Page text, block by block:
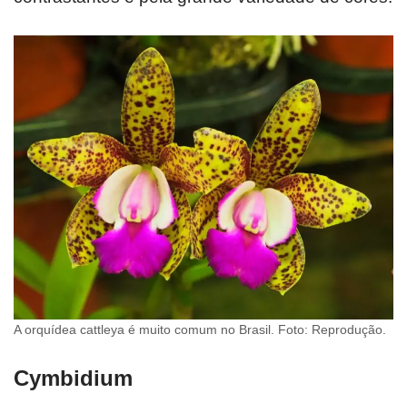
A orquídea cattleya é muito comum no Brasil. Foto: Reprodução.
Cymbidium